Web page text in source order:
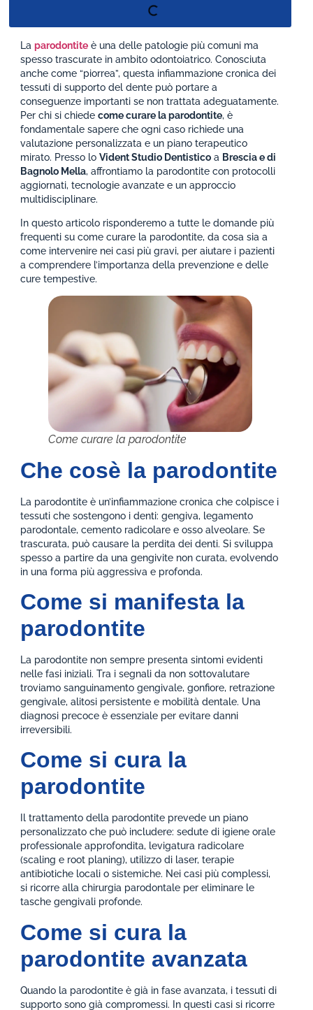
Laparodontite è una delle patologie più comuni ma
spesso trascurate in ambito odontoiatrico. Conosciuta
anche come “piorrea”, questa infiammazione cronica dei
tessuti di supporto del dente può portare a
conseguenze importanti se non trattata adeguatamente.
Per chi si chiedecome curare la parodontite, è
fondamentale sapere che ogni caso richiede una
valutazione personalizzata e un piano terapeutico
mirato. Presso loVident Studio Dentistico a Brescia e di
Bagnolo Mella, affrontiamo la parodontite con protocolli
aggiornati, tecnologie avanzate e un approccio
multidisciplinare.
In questo articolo risponderemo a tutte le domande più
frequenti su come curare la parodontite, da cosa sia a
come intervenire nei casi più gravi, per aiutare i pazienti
a comprendere l’importanza della prevenzione e delle
cure tempestive.
Come curare la parodontite
Che cosè la parodontite
La parodontite è un’infiammazione cronica che colpisce i
tessuti che sostengono i denti: gengiva, legamento
parodontale, cemento radicolare e osso alveolare. Se
trascurata, può causare la perdita dei denti. Si sviluppa
spesso a partire da una gengivite non curata, evolvendo
in una forma più aggressiva e profonda.
Come si manifesta la
parodontite
La parodontite non sempre presenta sintomi evidenti
nelle fasi iniziali. Tra i segnali da non sottovalutare
troviamo sanguinamento gengivale, gonfiore, retrazione
gengivale, alitosi persistente e mobilità dentale. Una
diagnosi precoce è essenziale per evitare danni
irreversibili.
Come si cura la
parodontite
Il trattamento della parodontite prevede un piano
personalizzato che può includere: sedute di igiene orale
professionale approfondita, levigatura radicolare
(scaling e root planing), utilizzo di laser, terapie
antibiotiche locali o sistemiche. Nei casi più complessi,
si ricorre alla chirurgia parodontale per eliminare le
tasche gengivali profonde.
Come si cura la
parodontite avanzata
Quando la parodontite è già in fase avanzata, i tessuti di
supporto sono già compromessi. In questi casi si ricorre